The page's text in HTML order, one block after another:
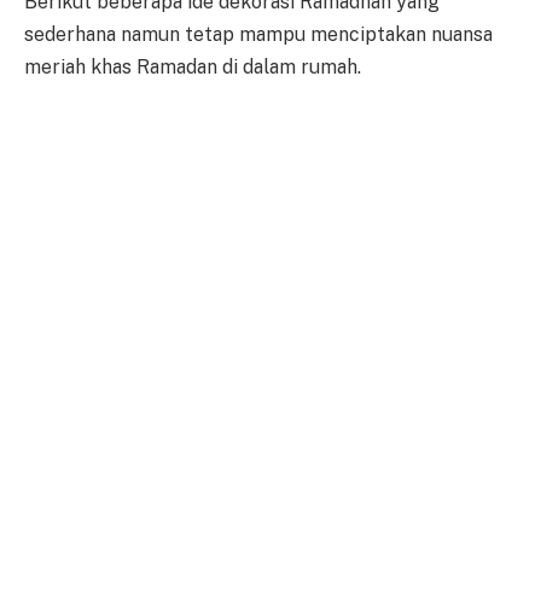
sederhana namun tetap mampu menciptakan nuansa
meriah khas Ramadan di dalam rumah.